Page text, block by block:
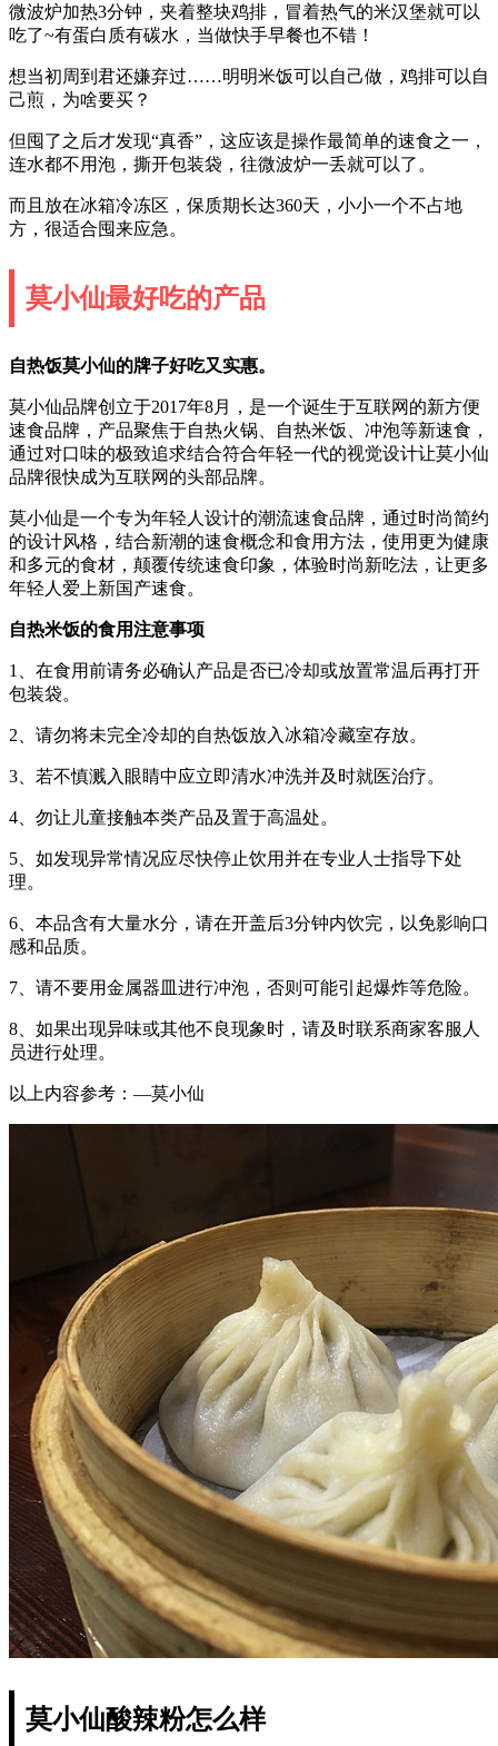
微波炉加热3分钟，夹着整块鸡排，冒着热气的米汉堡就可以
吃了~有蛋白质有碳水，当做快手早餐也不错！
想当初周到君还嫌弃过……明明米饭可以自己做，鸡排可以自
己煎，为啥要买？
但囤了之后才发现“真香”，这应该是操作最简单的速食之一，
连水都不用泡，撕开包装袋，往微波炉一丢就可以了。
而且放在冰箱冷冻区，保质期长达360天，小小一个不占地
方，很适合囤来应急。
莫小仙最好吃的产品
自热饭莫小仙的牌子好吃又实惠。
莫小仙品牌创立于2017年8月，是一个诞生于互联网的新方便
速食品牌，产品聚焦于自热火锅、自热米饭、冲泡等新速食，
通过对口味的极致追求结合符合年轻一代的视觉设计让莫小仙
品牌很快成为互联网的头部品牌。
莫小仙是一个专为年轻人设计的潮流速食品牌，通过时尚简约
的设计风格，结合新潮的速食概念和食用方法，使用更为健康
和多元的食材，颠覆传统速食印象，体验时尚新吃法，让更多
年轻人爱上新国产速食。
自热米饭的食用注意事项
1、在食用前请务必确认产品是否已冷却或放置常温后再打开
包装袋。
2、请勿将未完全冷却的自热饭放入冰箱冷藏室存放。
3、若不慎溅入眼睛中应立即清水冲洗并及时就医治疗。
4、勿让儿童接触本类产品及置于高温处。
5、如发现异常情况应尽快停止饮用并在专业人士指导下处
理。
6、本品含有大量水分，请在开盖后3分钟内饮完，以免影响口
感和品质。
7、请不要用金属器皿进行冲泡，否则可能引起爆炸等危险。
8、如果出现异味或其他不良现象时，请及时联系商家客服人
员进行处理。
以上内容参考：—莫小仙
莫小仙酸辣粉怎么样